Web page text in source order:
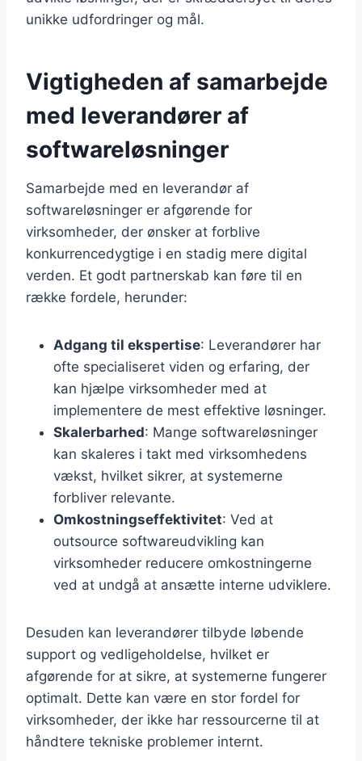
unikke udfordringer og mål.
Vigtigheden af samarbejde
med leverandører af
softwareløsninger
Samarbejde med en leverandør af
softwareløsninger er afgørende for
virksomheder, der ønsker at forblive
konkurrencedygtige i en stadig mere digital
verden. Et godt partnerskab kan føre til en
række fordele, herunder:
Adgang til ekspertise: Leverandører har
ofte specialiseret viden og erfaring, der
kan hjælpe virksomheder med at
implementere de mest effektive løsninger.
Skalerbarhed: Mange softwareløsninger
kan skaleres i takt med virksomhedens
vækst, hvilket sikrer, at systemerne
forbliver relevante.
Omkostningseffektivitet: Ved at
outsource softwareudvikling kan
virksomheder reducere omkostningerne
ved at undgå at ansætte interne udviklere.
Desuden kan leverandører tilbyde løbende
support og vedligeholdelse, hvilket er
afgørende for at sikre, at systemerne fungerer
optimalt. Dette kan være en stor fordel for
virksomheder, der ikke har ressourcerne til at
håndtere tekniske problemer internt.